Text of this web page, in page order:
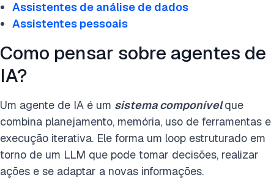
Assistentes de análise de dados
Assistentes pessoais
Como pensar sobre agentes de
IA?
Um agente de IA é um sistema componível que
combina planejamento, memória, uso de ferramentas e
execução iterativa. Ele forma um loop estruturado em
torno de um LLM que pode tomar decisões, realizar
ações e se adaptar a novas informações.